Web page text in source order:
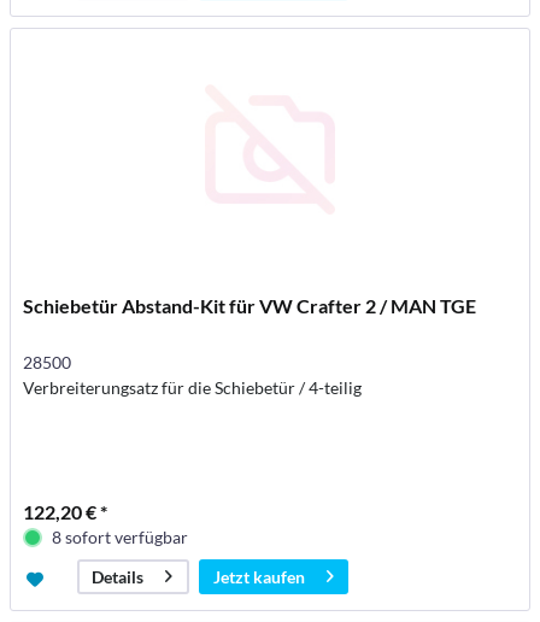
Schiebetür Abstand-Kit für VW Crafter 2 / MAN TGE
28500
Verbreiterungsatz für die Schiebetür / 4-teilig
122,20 € *
8 sofort verfügbar
Details
Jetzt kaufen